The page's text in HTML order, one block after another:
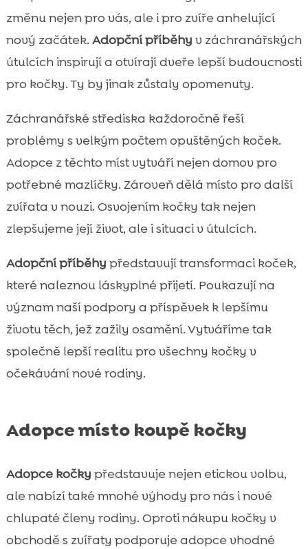
změnu nejen pro vás, ale i pro zvíře anhelující
nový začátek. Adopční příběhy v záchranářských
útulcích inspirují a otvírají dveře lepší budoucnosti
pro kočky. Ty by jinak zůstaly opomenuty.
Záchranářské střediska každoročně řeší
problémy s velkým počtem opuštěných koček.
Adopce z těchto míst vytváří nejen domov pro
potřebné mazlíčky. Zároveň dělá místo pro další
zvířata v nouzi. Osvojením kočky tak nejen
zlepšujeme její život, ale i situaci v útulcích.
Adopční příběhy představují transformaci koček,
které naleznou láskyplné přijetí. Poukazují na
význam naší podpory a příspěvek k lepšímu
životu těch, jež zažily osamění. Vytváříme tak
společně lepší realitu pro všechny kočky v
očekávání nové rodiny.
Adopce místo koupě kočky
Adopce kočky představuje nejen etickou volbu,
ale nabízí také mnohé výhody pro nás i nové
chlupaté členy rodiny. Oproti nákupu kočky v
obchodě s zvířaty podporuje adopce vhodné